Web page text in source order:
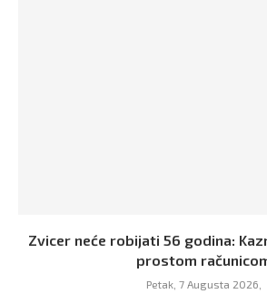
Zvicer neće robijati 56 godina:
prostom
Petak, 7 Augusta 2026,